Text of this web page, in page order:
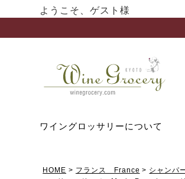
ようこそ、ゲスト様
ワイングロッサリーについて
HOME フランス France シャンパ